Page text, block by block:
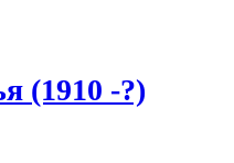
(1910 -?)